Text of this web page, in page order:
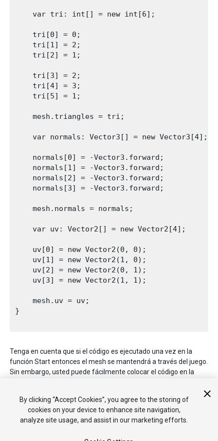
    var tri: int[] = new int[6];
    tri[0] = 0;
    tri[1] = 2;
    tri[2] = 1;
    tri[3] = 2;
    tri[4] = 3;
    tri[5] = 1;
    mesh.triangles = tri;
    var normals: Vector3[] = new Vector3[4];
    normals[0] = -Vector3.forward;
    normals[1] = -Vector3.forward;
    normals[2] = -Vector3.forward;
    normals[3] = -Vector3.forward;
    mesh.normals = normals;
    var uv: Vector2[] = new Vector2[4];
    uv[0] = new Vector2(0, 0);
    uv[1] = new Vector2(1, 0);
    uv[2] = new Vector2(0, 1);
    uv[3] = new Vector2(1, 1);
    mesh.uv = uv;
}
Tenga en cuenta que si el código es ejecutado una vez en la
función Start entonces el mesh se mantendrá a través del juego.
Sin embargo, usted puede fácilmente colocar el código en la
considerablemente).
By clicking “Accept Cookies”, you agree to the storing of
cookies on your device to enhance site navigation,
analyze site usage, and assist in our marketing efforts.